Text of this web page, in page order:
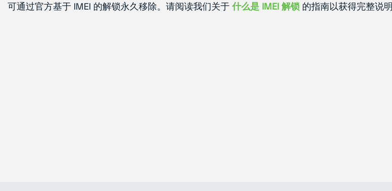
可通过官方基于 IMEI 的解锁永久移除。请阅读我们关于 什么是 IMEI 解锁 的指南以获得完整说明